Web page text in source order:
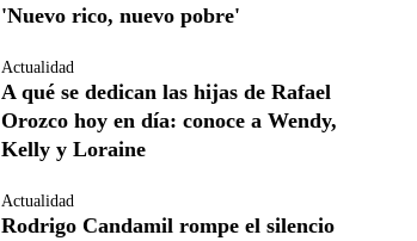
'Nuevo rico, nuevo pobre'
Actualidad
A qué se dedican las hijas de Rafael
Orozco hoy en día: conoce a Wendy,
Kelly y Loraine
Actualidad
Rodrigo Candamil rompe el silencio